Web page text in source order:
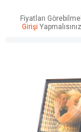
Fiyatları
Girişi